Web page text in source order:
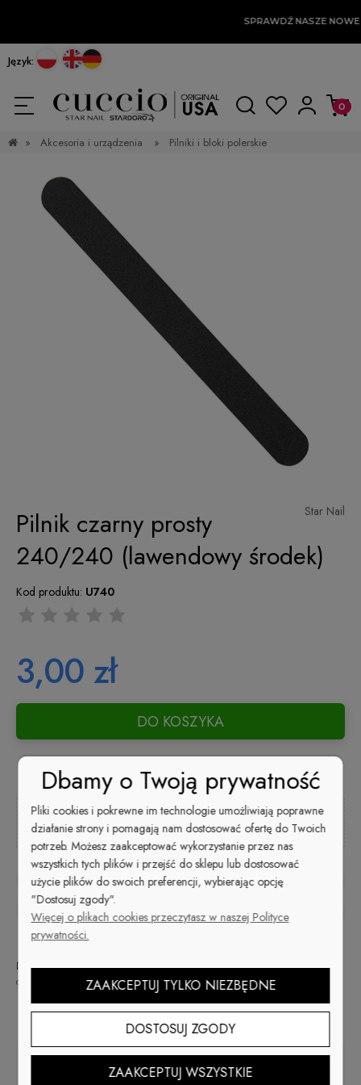
SPRAWDŹ NASZE
Język:
» Akcesoria i urządzenia » Pilniki i bloki polerskie
Star Nail
Pilnik czarny prosty
240/240 (lawendowy środek)
Kod produktu: U740
3,00 zł
DO KOSZYKA
Kup i zapłać później
zapytaj o produkt
poleć znajomemu
Dostępność:
duża ilość
Wysyłka w: 48
godzin
Dostawa: od 9,99 zł - ORLEN Paczka
(Polska)
sprawdź formy dostawy
Idealny pilnik do matowienia naturalnych paznokci przed
Dbamy o Twoją prywatność
Pliki cookies i pokrewne im technologie umożliwiają poprawne
działanie strony i pomagają nam dostosować ofertę do Twoich
potrzeb. Możesz zaakceptować wykorzystanie przez nas
wszystkich tych plików i przejść do sklepu lub dostosować
użycie plików do swoich preferencji, wybierając opcję
"Dostosuj zgody".
Więcej o plikach cookies przeczytasz w naszej Polityce
prywatności.
ZAAKCEPTUJ TYLKO NIEZBĘDNE
DOSTOSUJ ZGODY
ZAAKCEPTUJ WSZYSTKIE